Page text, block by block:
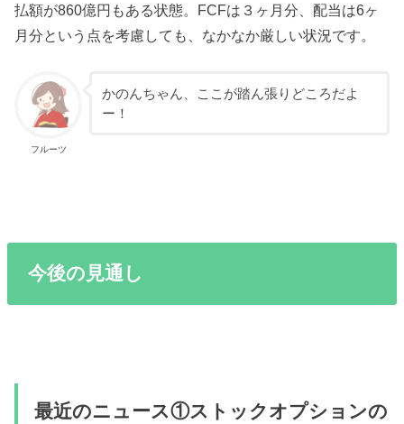
払額が860億円もある状態。FCFは３ヶ月分、配当は6ヶ
月分という点を考慮しても、なかなか厳しい状況です。
フルーツ
かのんちゃん、ここが踏ん張りどころだよ
ー！
今後の見通し
最近のニュース①ストックオプションの